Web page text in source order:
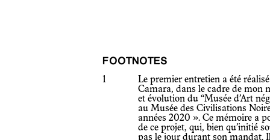
FOOTNOTES
1
Le premier entretien a été
Camara, dans le cadre de mon
et évolution du “Musée d’Art
au Musée des Civilisations
années 2020 ». Ce mémoire a
de ce projet, qui, bien qu’initié
pas le jour durant son mandat.